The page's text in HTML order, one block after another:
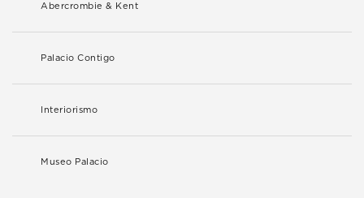
Abercrombie & Kent
Palacio Contigo
Interiorismo
Museo Palacio